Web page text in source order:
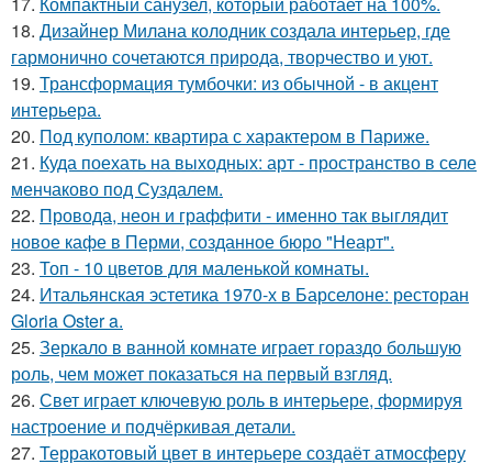
18. Дизайнер Милана колодник создала интерьер, где
гармонично сочетаются природа, творчество и уют.
19. Трансформация тумбочки: из обычной - в акцент
интерьера.
20. Под куполом: квартира с характером в Париже.
21. Куда поехать на выходных: арт - пространство в селе
менчаково под Суздалем.
22. Провода, неон и граффити - именно так выглядит
новое кафе в Перми, созданное бюро "Неарт".
23. Топ - 10 цветов для маленькой комнаты.
24. Итальянская эстетика 1970-х в Барселоне: ресторан
Gloria Oster a.
25. Зеркало в ванной комнате играет гораздо большую
роль, чем может показаться на первый взгляд.
26. Свет играет ключевую роль в интерьере, формируя
настроение и подчёркивая детали.
27. Терракотовый цвет в интерьере создаёт атмосферу